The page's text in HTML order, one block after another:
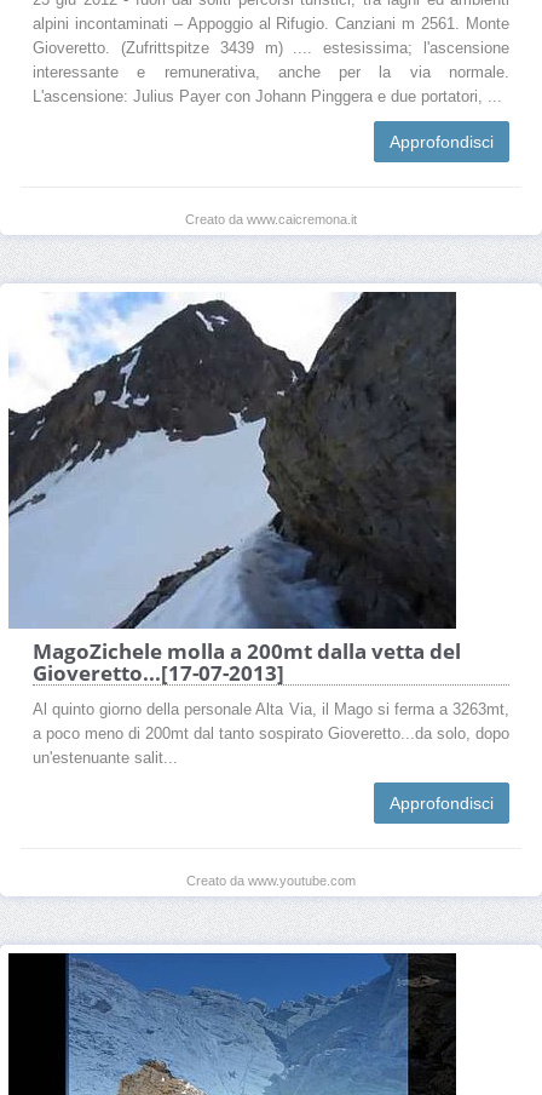
alpini incontaminati – Appoggio al Rifugio. Canziani m 2561. Monte
Gioveretto. (Zufrittspitze 3439 m) .... estesissima; l'ascensione
interessante e remunerativa, anche per la via normale.
L'ascensione: Julius Payer con Johann Pinggera e due portatori, ...
Approfondisci
Creato da www.caicremona.it
MagoZichele molla a 200mt dalla vetta del
Gioveretto...[17-07-2013]
Al quinto giorno della personale Alta Via, il Mago si ferma a 3263mt,
a poco meno di 200mt dal tanto sospirato Gioveretto...da solo, dopo
un'estenuante salit...
Approfondisci
Creato da www.youtube.com